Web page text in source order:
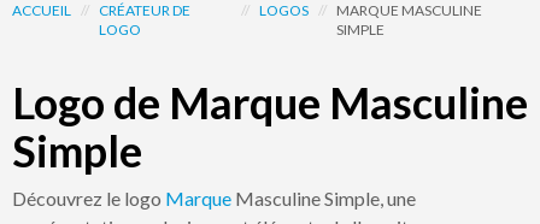
ACCUEIL // CRÉATEUR DE
LOGO
// LOGOS //
MARQUE MASCULINE
SIMPLE
Logo de Marque Masculine
Simple
Découvrez le logo Marque Masculine Simple, une